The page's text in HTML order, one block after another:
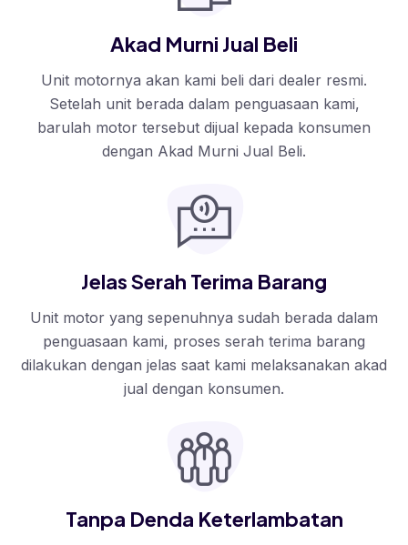
Akad Murni Jual Beli
Unit motornya akan kami beli dari dealer resmi.
Setelah unit berada dalam penguasaan kami,
barulah motor tersebut dijual kepada konsumen
dengan Akad Murni Jual Beli.
Jelas Serah Terima Barang
Unit motor yang sepenuhnya sudah berada dalam
penguasaan kami, proses serah terima barang
dilakukan dengan jelas saat kami melaksanakan akad
jual dengan konsumen.
Tanpa Denda Keterlambatan